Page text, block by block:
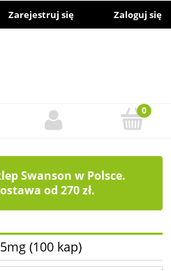
Zarejestruj się Zaloguj się
Swanson w Polsce.
od 270 zł.
(100 kap)